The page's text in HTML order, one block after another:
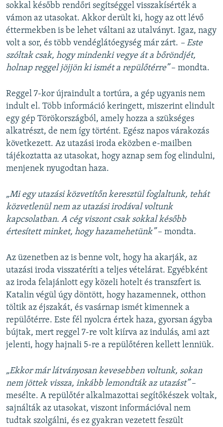
sokkal később rendőri segítséggel visszakísérték a
vámon az utasokat. Akkor derült ki, hogy az ott lévő
éttermekben is be lehet váltani az utalványt. Igaz, nagy
volt a sor, és több vendéglátóegység már zárt. – Este
szóltak csak, hogy mindenki vegye át a bőröndjét,
holnap reggel jöjjön ki ismét a repülőtérre”– mondta.
Reggel 7-kor újraindult a tortúra, a gép ugyanis nem
indult el. Több információ keringett, miszerint elindult
egy gép Törökországból, amely hozza a szükséges
alkatrészt, de nem így történt. Egész napos várakozás
következett. Az utazási iroda eközben e-mailben
tájékoztatta az utasokat, hogy aznap sem fog elindulni,
menjenek nyugodtan haza.
„Mi egy utazási közvetítőn keresztül foglaltunk, tehát
közvetlenül nem az utazási irodával voltunk
kapcsolatban. A cég viszont csak sokkal később
értesített minket, hogy hazamehetünk”– mondta.
Az üzenetben az is benne volt, hogy ha akarják, az
utazási iroda visszatéríti a teljes vételárat. Egyébként
az iroda felajánlott egy közeli hotelt és transzfert is.
Katalin végül úgy döntött, hogy hazamennek, otthon
töltik az éjszakát, és vasárnap ismét kimennek a
repülőtérre. Este fél nyolcra értek haza, gyorsan ágyba
bújtak, mert reggel 7-re volt kiírva az indulás, ami azt
jelenti, hogy hajnali 5-re a repülőtéren kellett lenniük.
„Ekkor már látványosan kevesebben voltunk, sokan
nem jöttek vissza, inkább lemondták az utazást”–
mesélte. A repülőtér alkalmazottai segítőkészek voltak,
sajnálták az utasokat, viszont információval nem
tudtak szolgálni, és ez gyakran vezetett feszült